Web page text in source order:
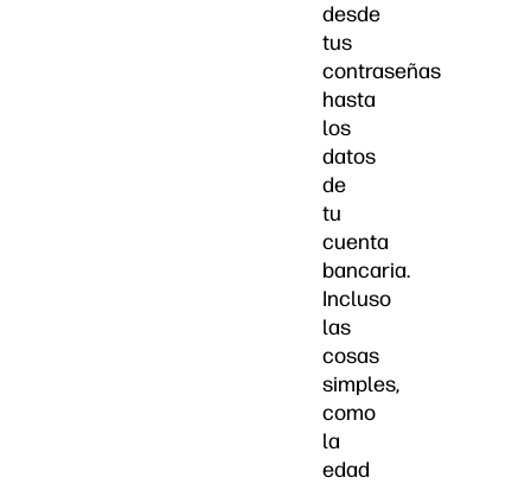
desde
tus
contraseñas
hasta
los
datos
de
tu
cuenta
bancaria.
Incluso
las
cosas
simples,
como
la
edad